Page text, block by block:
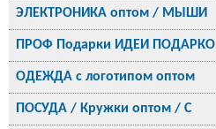
ЭЛЕКТРОНИКА оптом / МЫШИ
ПРОФ Подарки ИДЕИ ПОДАРКО
ОДЕЖДА с логотипом оптом
ПОСУДА / Кружки оптом / С